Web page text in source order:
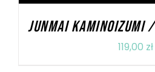
JUNMAI KAMINOIZUMI /
119,00 zł